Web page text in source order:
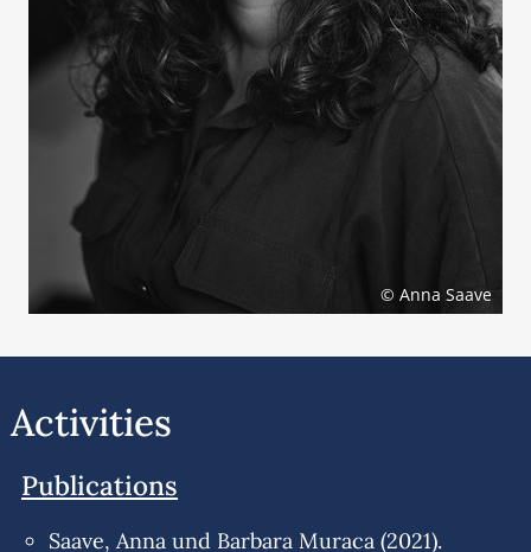
© Anna Saave
Activities
Publications
Saave, Anna und Barbara Muraca (2021).